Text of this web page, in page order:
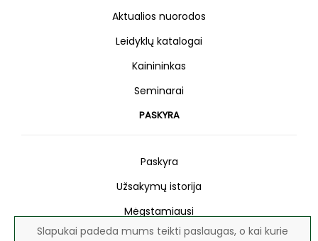
Slapukai padeda mums teikti paslaugas, o kai kurie
Aktualios nuorodos
Leidyklų katalogai
Kainininkas
Seminarai
PASKYRA
Paskyra
Užsakymų istorija
Mėgstamiausi
Naujienlaiškis